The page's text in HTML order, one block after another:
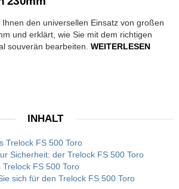
den universellen Einsatz von großen
und erklärt, wie Sie mit dem richtigen
souverän bearbeiten. WEITERLESEN
INHALT
Trelock FS 500 Toro
Sicherheit: der Trelock FS 500 Toro
FS 500 Toro
sich für den Trelock FS 500 Toro